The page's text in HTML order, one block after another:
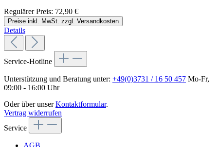
Regulärer Preis: 72,90 €
Preise inkl. MwSt. zzgl. Versandkosten
Details
Service-Hotline
Unterstützung und Beratung unter: +49(0)3731 / 16 50 457 Mo-Fr,
09:00 - 16:00 Uhr
Oder über unserKontaktformular.
Vertrag widerrufen
Service